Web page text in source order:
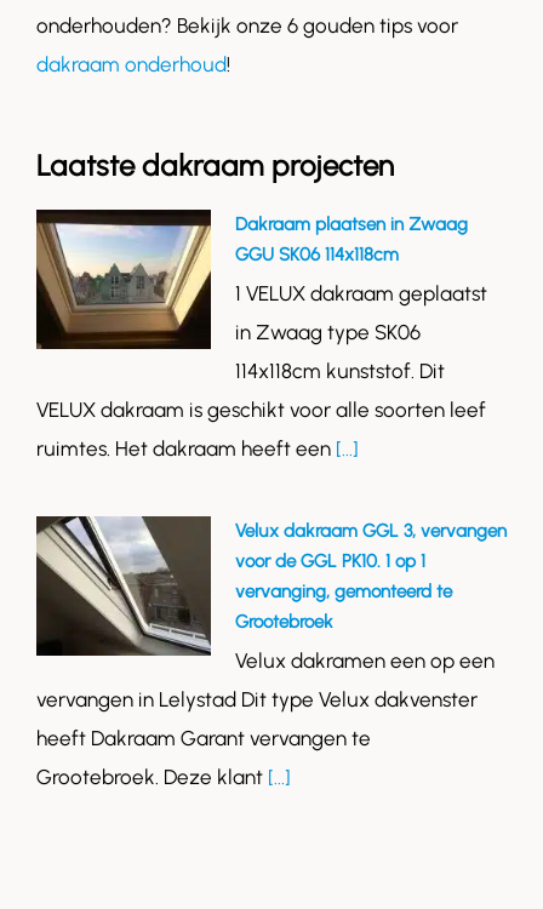
onderhouden? Bekijk onze 6 gouden tips voor
dakraam onderhoud!
Laatste dakraam projecten
Dakraam plaatsen in Zwaag
GGU SK06 114x118cm
1 VELUX dakraam geplaatst
in Zwaag type SK06
114x118cm kunststof. Dit
VELUX dakraam is geschikt voor alle soorten leef
ruimtes. Het dakraam heeft een [...]
Velux dakraam GGL 3, vervangen
voor de GGL PK10. 1 op 1
vervanging, gemonteerd te
Grootebroek
Velux dakramen een op een
vervangen in Lelystad Dit type Velux dakvenster
heeft Dakraam Garant vervangen te
Grootebroek. Deze klant [...]